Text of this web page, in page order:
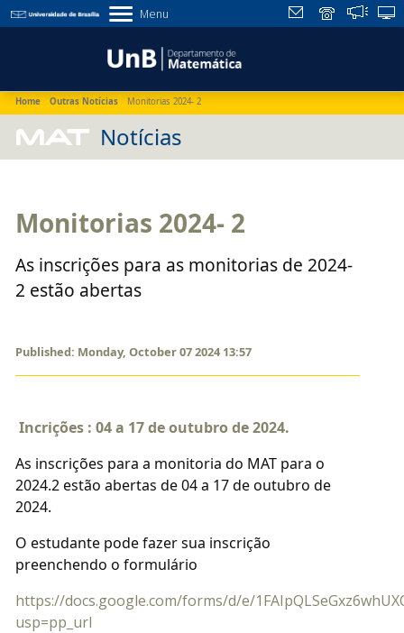
Menu
Home Outras Notícias Monitorias 2024- 2
MAT Notícias
Monitorias 2024- 2
As inscrições para as monitorias de 2024-
2 estão abertas
Published: Monday, October 07 2024 13:57
Incrições : 04 a 17 de outubro de 2024.
As inscrições para a monitoria do MAT para o
2024.2 estão abertas de 04 a 17 de outubro de
2024.
O estudante pode fazer sua inscrição
preenchendo o formulário
https://docs.google.com/forms/d/e/
usp=pp_url